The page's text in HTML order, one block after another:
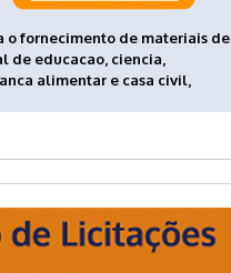
o fornecimento de materiais de
de educacao, ciencia,
alimentar e casa civil,